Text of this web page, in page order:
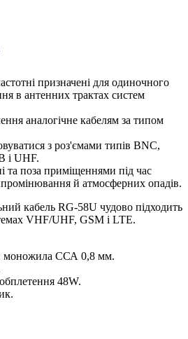
призначені для одиночного
в антенних трактах систем
аналогічне кабелям за типом
з роз'ємами типів BNC,
і UHF.
та поза приміщеннями під час
й атмосферних опадів.
кабель RG-58U чудово підходить
VHF/UHF, GSM і LTE.
моножила ССА 0,8 мм.
48W.